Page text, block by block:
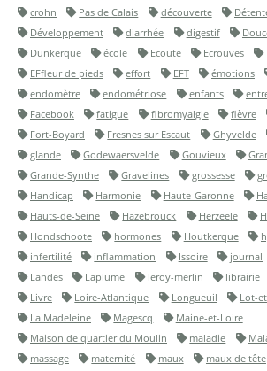
crohn
Pas de Calais découverte
Développement
diarrhée digestif
Dunkerque
école Ecoute Ecrouves
EFfleur de pieds
effort EFT émotions
endomètre
endométriose enfants
Facebook
fatigue fibromyalgie fièvre
Fort-Boyard
Fresnes sur Escaut Ghyvelde
glande
Godewaersvelde Gouvieux
Grande-Synthe
Gravelines grossesse
Handicap
Harmonie Haute-Garonne
Hauts-de-Seine
Hazebrouck Herzeele
Hondschoote
hormones Houtkerque
infertilité
inflammation Issoire journal
Landes
Laplume leroy-merlin librairie
Livre
Loire-Atlantique Longueuil Lot-
La Madeleine
Magescq
Maine-et-Loire
Maison de quartier du Moulin
maladie
massage
maternité maux maux de tête